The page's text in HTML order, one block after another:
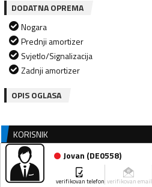
DODATNA OPREMA
Nogara
Prednji amortizer
Svjetlo/Signalizacija
Zadnji amortizer
OPIS OGLASA
KORISNIK
Jovan (DE0558)
verifikovan telefon verifikovan email